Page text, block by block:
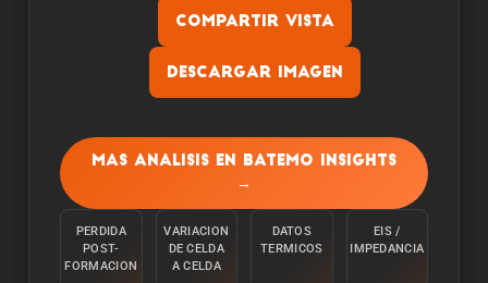
Compartir vista
Descargar imagen
La capacidad se mide descargando la celula a
una temperatura ambiente de 25°C desde el
100% con una corriente constante C/10 hasta
Energia:
Mas analisis en Batemo Insights
→
PERDIDA
POST-
FORMACION
VARIACION
DE CELDA
A CELDA
DATOS
TERMICOS
EIS /
IMPEDANCIA